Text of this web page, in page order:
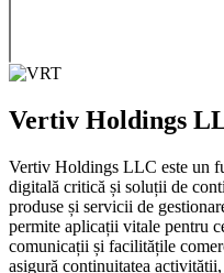
Vertiv Holdings
Vertiv Holdings LLC este un
digitală critică și soluții de
produse și servicii de
permite aplicații vitale pentru
comunicații și facilitățile
asigură continuitatea